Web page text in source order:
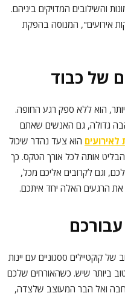
והשילובים המדויקים ביניהם.
אירועים", המנוסה בהפקת
של כבוד
הוא ללא ספק רגע החופה.
גדולה, גם האנשים שאתם
לאירועים הוא צעד נהדר שיכול
אותה לכל אורך הטקס. כך
וגם לקרובים אליכם מכל,
את הרגעים האלה יחד איתכם.
קוקטיילים ססגוניים עם יינות
ביותר שיש. כשהאורחים שלכם
ואל הבר המעוצב שלצדה,